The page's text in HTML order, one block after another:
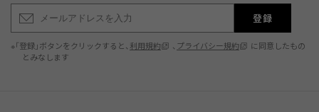
登録
※「登録」ボタンをクリックすると、 利用規約 、 プライバシー規約
に同意したもの
とみなします